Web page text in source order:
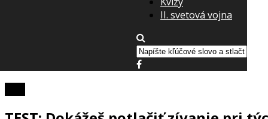
II. svetová vojna